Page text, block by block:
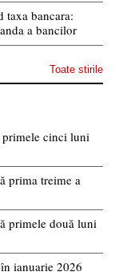
taxa bancara:
a bancilor
Toate stirile
cinci luni
prima treime a
primele două luni
ianuarie 2026